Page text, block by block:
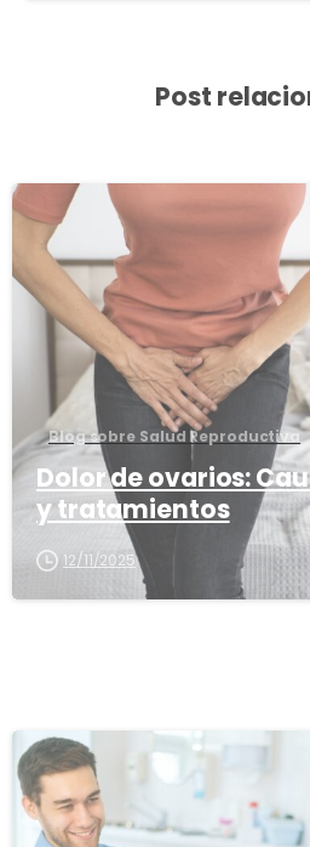
Post
Blog sobre Salud Reproductiva
Dolor de ovarios:
y tratamientos
12/11/2025